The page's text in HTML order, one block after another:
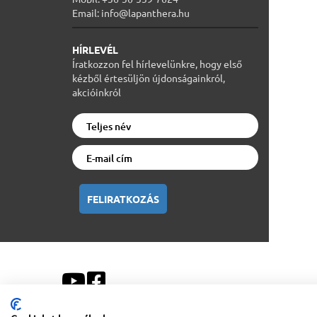
Email: info@lapanthera.hu
HÍRLEVÉL
Íratkozzon fel hírlevelünkre, hogy első
kézből értesüljön újdonságainkról,
akcióinkról
FELIRATKOZÁS